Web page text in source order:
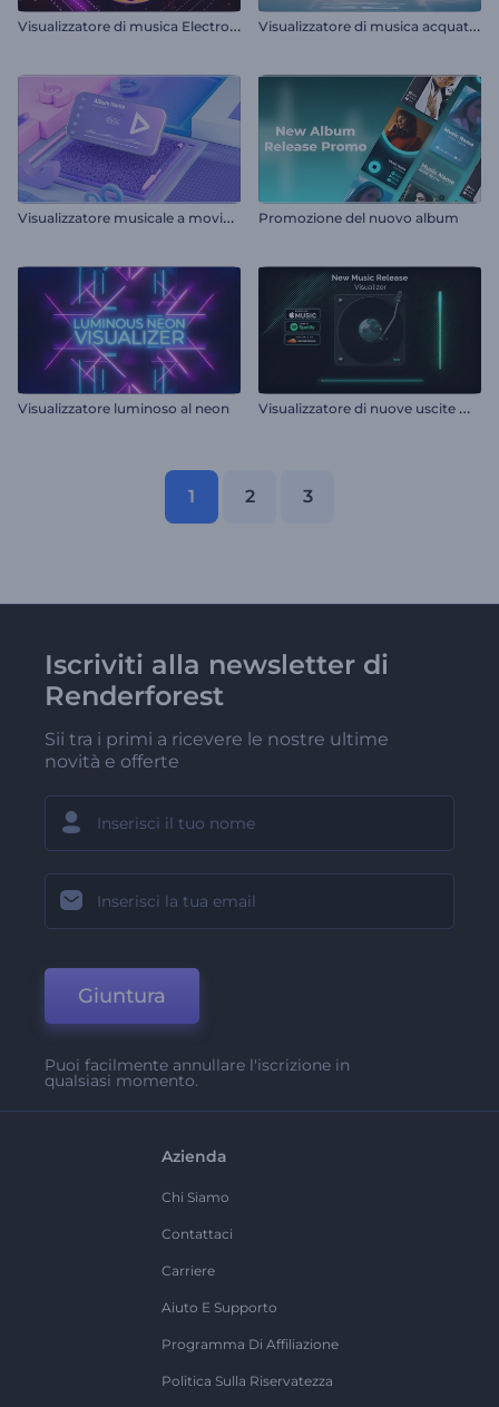
V
isualizzatore di musica Electro House V
isualizzatore di musica acquatica
V
isualizzatore musicale a movimento cinetico Promozione del nuovo album
Visualizzatore luminoso al neon V
isualizzatore di nuove uscite musicali
1 2 3
Iscriviti alla newsletter di
Renderforest
Sii tra i primi a ricevere le nostre ultime
novità e offerte
Giuntura
Puoi facilmente annullare l'iscrizione in
qualsiasi momento.
Azienda
Chi Siamo
Contattaci
Carriere
Aiuto E Supporto
Programma Di Affiliazione
Politica Sulla Riservatezza